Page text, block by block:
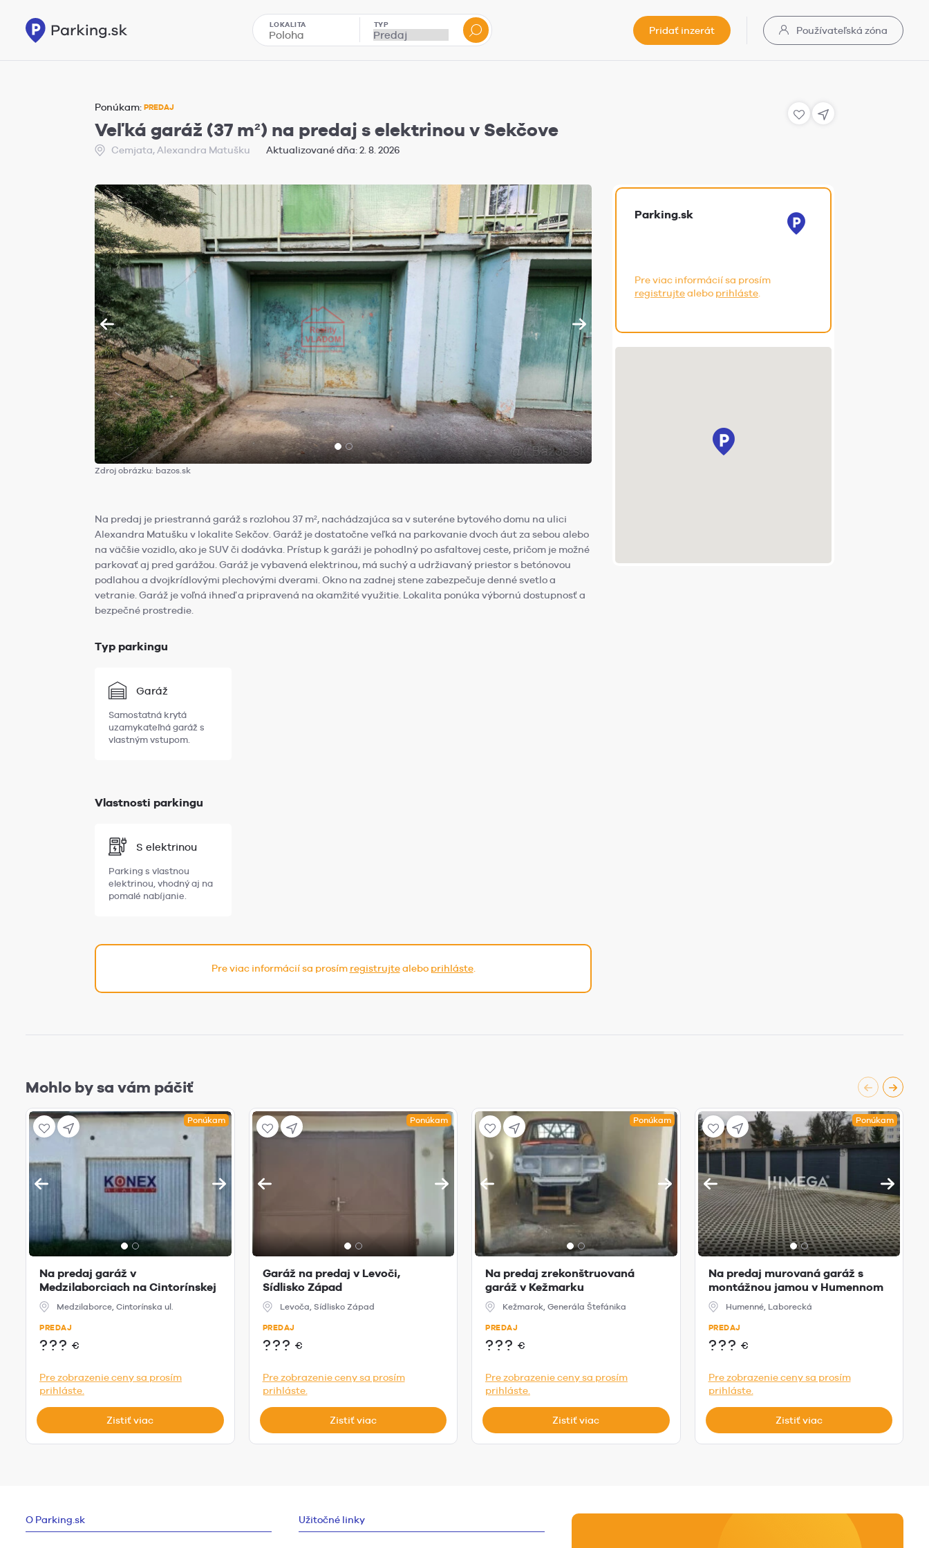
LOKALITA TYP
Pridať inzerát Používateľská zóna
Ponúkam: PREDAJ
Veľká garáž (37 m²) na predaj s elektrinou v Sekčove
Cemjata, Alexandra Matušku Aktualizované dňa: 2. 8. 2026
Zdroj obrázku: bazos.sk
Na predaj je priestranná garáž s rozlohou 37 m², nachádzajúca sa v suteréne bytového domu na ulici
Alexandra Matušku v lokalite Sekčov. Garáž je dostatočne veľká na parkovanie dvoch áut za sebou alebo
na väčšie vozidlo, ako je SUV či dodávka. Prístup k garáži je pohodlný po asfaltovej ceste, pričom je možné
parkovať aj pred garážou. Garáž je vybavená elektrinou, má suchý a udržiavaný priestor s betónovou
podlahou a dvojkrídlovými plechovými dverami. Okno na zadnej stene zabezpečuje denné svetlo a
vetranie. Garáž je voľná ihneď a pripravená na okamžité využitie. Lokalita ponúka výbornú dostupnosť a
bezpečné prostredie.
Typ parkingu
Garáž
Samostatná krytá
uzamykateľná garáž s
vlastným vstupom.
Vlastnosti parkingu
S elektrinou
Parking s vlastnou
elektrinou, vhodný aj na
pomalé nabíjanie.
Pre viac informácií sa prosím registrujtealebo prihláste.
Parking.sk
Pre viac informácií sa prosím
registrujtealebo prihláste
Mohlo by sa vám páčiť
Ponúkam
Na predaj garáž v
Medzilaborciach na Cintorínskej
uliciMedzilaborce, Cintorínska ul.
PREDAJ
??? €
Pre zobrazenie ceny sa prosím
prihláste.
Zistiť viac
Ponúkam
Garáž na predaj v Levoči,
Sídlisko Západ
Levoča, Sídlisko Západ
PREDAJ
??? €
Pre zobrazenie ceny sa prosím
prihláste.
Zistiť viac
Ponúkam
Na predaj zrekonštruovaná
garáž v Kežmarku
Kežmarok, Generála Štefánika
PREDAJ
??? €
Pre zobrazenie ceny sa prosím
prihláste.
Zistiť viac
Ponúkam
Na predaj murovaná garáž s
montážnou jamou v Humennom
Humenné, Laborecká
PREDAJ
??? €
Pre zobrazenie ceny sa prosím
prihláste.
Zistiť viac
O Parking.sk Užitočné linky